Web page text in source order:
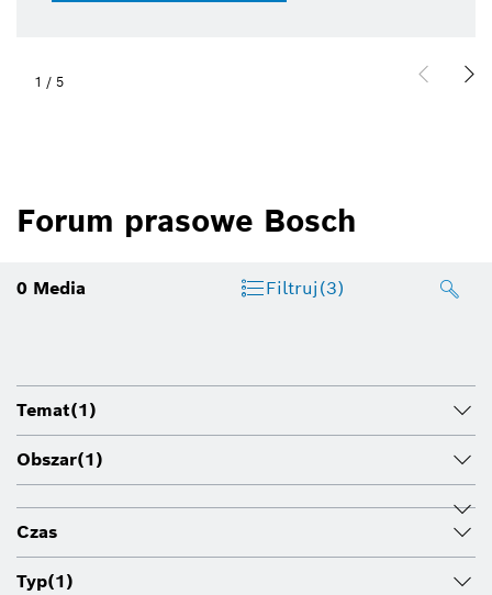
1 / 5
Forum prasowe Bosch
0 Media Filtruj(3)
Temat(1)
Obszar(1)
Czas
Typ(1)